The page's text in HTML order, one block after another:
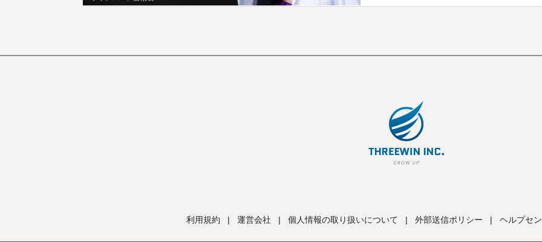
利用規約 | 運営会社 | 個人情報の取り扱いについて | 外部送信ポリシー | ヘルプセ